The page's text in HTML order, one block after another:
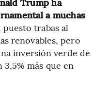
a muchas
trabas al
renovables, pero
inversión verde de
más que en